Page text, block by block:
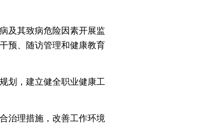
其致病危险因素开展监
预、随访管理和健康教育
，建立健全职业健康工
治理措施，改善工作环境